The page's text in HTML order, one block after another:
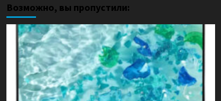
Возможно, вы пропустили: